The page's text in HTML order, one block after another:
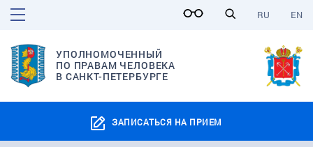
EN
RU
УПОЛНОМОЧЕННЫЙ
ПО ПРАВАМ ЧЕЛОВЕКА
В САНКТ-ПЕТЕРБУРГЕ
ЗАПИСАТЬСЯ НА ПРИЕМ